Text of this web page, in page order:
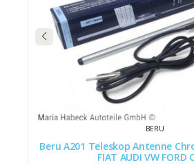
BERU
Beru A201 Teleskop Antenne Chrom für Kotflügel
FIAT AUDI VW FORD